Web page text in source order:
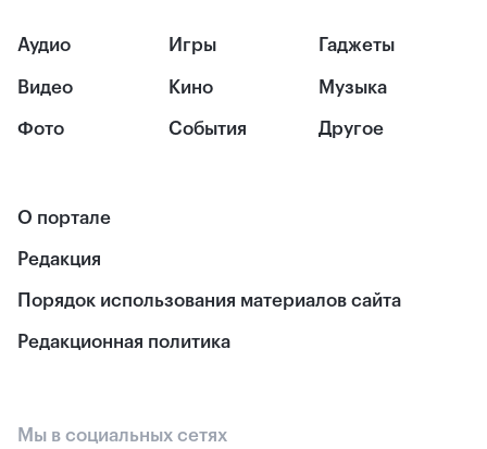
Аудио
Видео
Фото
Игры
Кино
События
Гаджеты
Музыка
Другое
О портале
Редакция
Порядок использования материалов сайта
Редакционная политика
Мы в социальных сетях